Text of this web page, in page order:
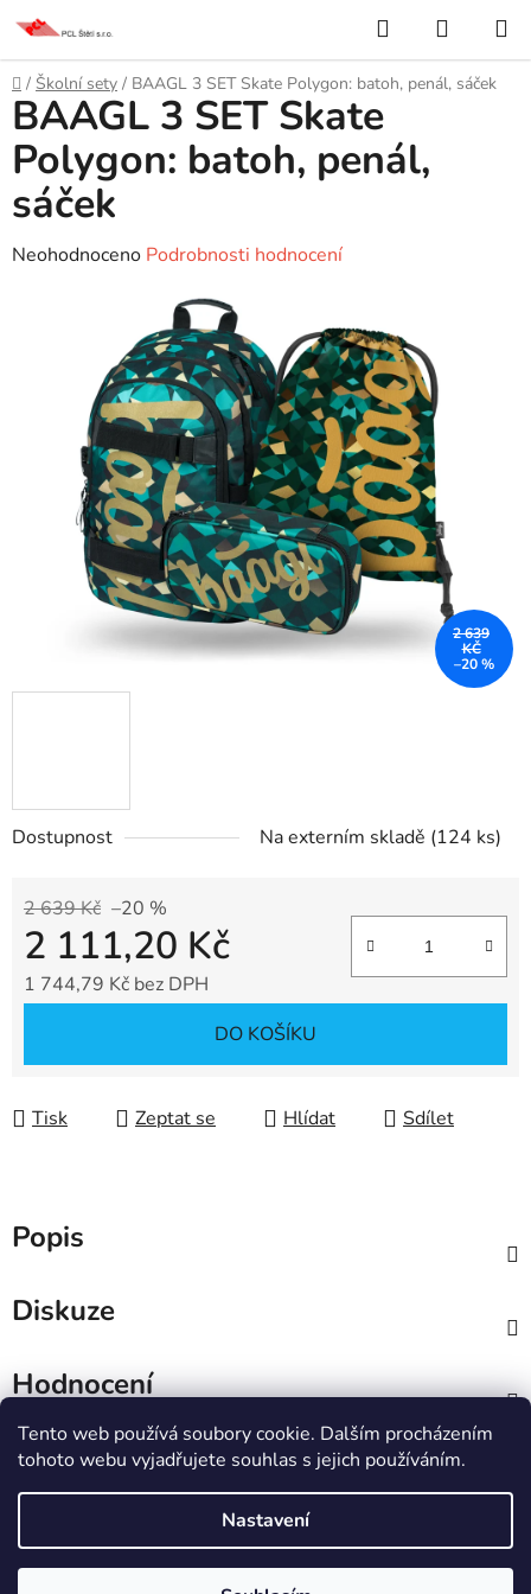
Tento web používá soubory cookie. Dalším procházením
tohoto webu vyjadřujete souhlas s jejich používáním.
Nastavení
Přejít
obsah
Hledat
KOŠÍK
Domů
/ Školní sety / BAAGL 3 SET Skate Polygon: batoh, penál, sáček
Dostupnost Na externím skladě (124 ks)
2 639 Kč –20 %
2 111,20 Kč
1 744,79 Kč bez DPH
DO KOŠÍKU
Tisk Zeptat se Hlídat Sdílet
BAAGL 3 SET Skate
Polygon: batoh, penál,
sáček
Průměrné
hvězdiček.
Neohodnoceno Podrobnosti hodnocení
2 639
KČ
–20 %
Popis
Diskuze
Hodnocení
IT e-shop
Vytvořil Shoptet